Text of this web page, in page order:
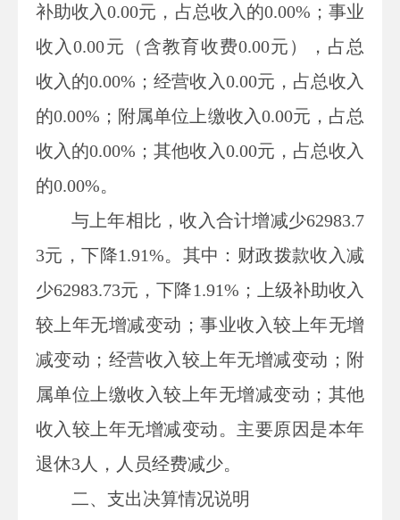
补助收入0.00元 ，占总收入的0.00%；事业
收入0.00元（含教育收费0.00元）
，占总
收入的0.00%；经营收入0.00元 ，占总收入
的0.00%；附属单位 上缴收入0.00元 ，占总
收入的0.00%；其他收入0.00元 ，占总收入
的0.00%。
与上年相比，收入合计增减少62983.7
3元，下降1.91%。其中： 财政拨款收入减
少62983.73元，下降1.91% ；
上级补助收入
较上年无增减变动 ；事业收入较上年无增
减变动 ；经营收入 较上年无增减变动 ；附
属单位上缴收入较上年无增减变动 ；其他
收入 较上年无增减变动。 主要原因是本年
退休3人， 人员经费减少。
二、支出决算情况说明